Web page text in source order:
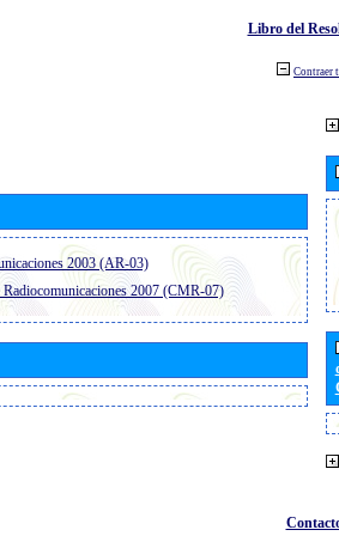
Libro del
Contraer
2003 (AR-03)
2007 (CMR-07)